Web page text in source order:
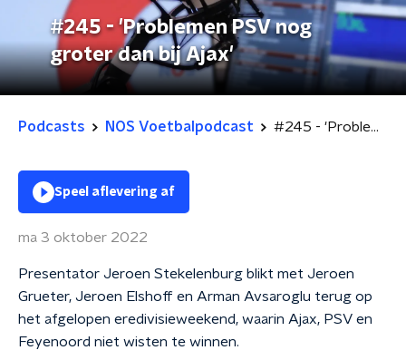
#245 - 'Problemen PSV nog
groter dan bij Ajax'
Podcasts NOS Voetbalpodcast #245 - 'Problemen PSV nog groter dan bij Ajax'
Speel aflevering af
ma 3 oktober 2022
Presentator Jeroen Stekelenburg blikt met Jeroen
Grueter, Jeroen Elshoff en Arman Avsaroglu terug op
het afgelopen eredivisieweekend, waarin Ajax, PSV en
Feyenoord niet wisten te winnen.